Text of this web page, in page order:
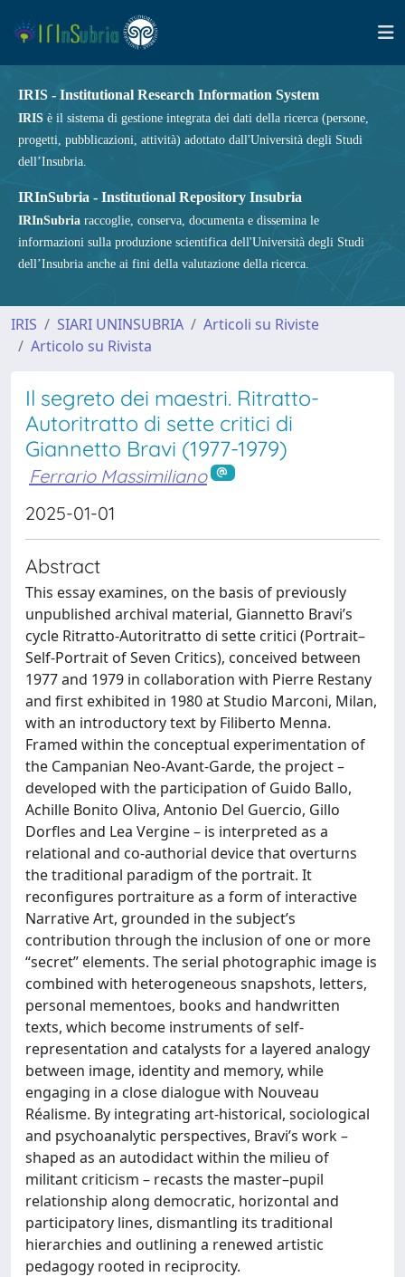
IRIS - Institutional Research Information System
IRIS è il sistema di gestione integrata dei dati della ricerca (persone,
progetti, pubblicazioni, attività) adottato dall'Università degli Studi
dell’Insubria.
IRInSubria - Institutional Repository Insubria
IRInSubria raccoglie, conserva, documenta e dissemina le
informazioni sulla produzione scientifica dell'Università degli Studi
dell’Insubria anche ai fini della valutazione della ricerca.
IRIS SIARI UNINSUBRIA
Articoli su Riviste
Articolo su Rivista
Il segreto dei maestri. Ritratto-
Autoritratto di sette critici di
Giannetto Bravi (1977-1979)
Ferrario Massimiliano
2025-01-01
Abstract
This essay examines, on the basis of previously
unpublished archival material, Giannetto Bravi’s
cycle Ritratto-Autoritratto di sette critici (Portrait–
Self-Portrait of Seven Critics), conceived between
1977 and 1979 in collaboration with Pierre Restany
and first exhibited in 1980 at Studio Marconi, Milan,
with an introductory text by Filiberto Menna.
Framed within the conceptual experimentation of
the Campanian Neo-Avant-Garde, the project –
developed with the participation of Guido Ballo,
Achille Bonito Oliva, Antonio Del Guercio, Gillo
Dorfles and Lea Vergine – is interpreted as a
relational and co-authorial device that overturns
the traditional paradigm of the portrait. It
reconfigures portraiture as a form of interactive
Narrative Art, grounded in the subject’s
contribution through the inclusion of one or more
“secret” elements. The serial photographic image is
combined with heterogeneous snapshots, letters,
personal mementoes, books and handwritten
texts, which become instruments of self-
representation and catalysts for a layered analogy
between image, identity and memory, while
engaging in a close dialogue with Nouveau
Réalisme. By integrating art-historical, sociological
and psychoanalytic perspectives, Bravi’s work –
shaped as an autodidact within the milieu of
militant criticism – recasts the master–pupil
relationship along democratic, horizontal and
participatory lines, dismantling its traditional
hierarchies and outlining a renewed artistic
pedagogy rooted in reciprocity.